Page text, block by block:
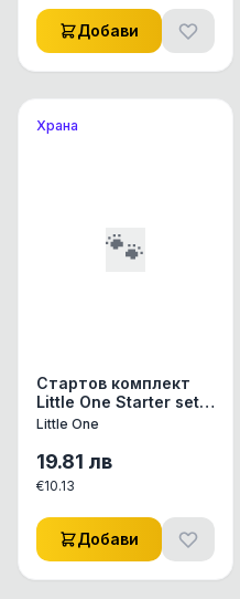
Добави
Храна
🐾
Стартов комплект
Little One Starter set
за отглеждане на
транспортна кутия,
храна, билки и
лакомства 1 бр.
Little One
19.81 лв
€10.13
Добави